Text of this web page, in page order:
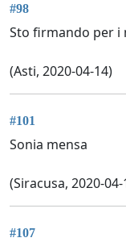
#98
Sto firmando per i
(Asti, 2020-04-14)
#101
Sonia mensa
(Siracusa, 2020-04-
#107